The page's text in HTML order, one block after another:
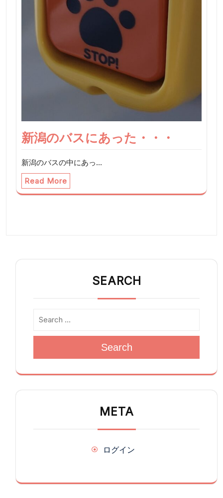
新潟のバスにあった・・・
新潟のバスの中にあっ…
Read More
SEARCH
Search
META
ログイン